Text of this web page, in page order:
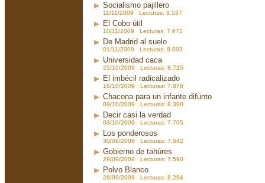
Socialismo pajillero
11/11/2009 Lecturas: 9.537
El Cobo útil
10/11/2009 Lecturas: 7.672
De Madrid al suelo
01/11/2009 Lecturas: 8.003
Universidad caca
25/10/2009 Lecturas: 8.725
El imbécil radicalizado
16/10/2009 Lecturas: 7.876
Chacona para un infante difunto
09/10/2009 Lecturas: 8.390
Decir casi la verdad
03/10/2009 Lecturas: 7.705
Los ponderosos
30/09/2009 Lecturas: 7.542
Gobierno de tahúres
29/09/2009 Lecturas: 7.590
Polvo Blanco
28/09/2009 Lecturas: 8.294